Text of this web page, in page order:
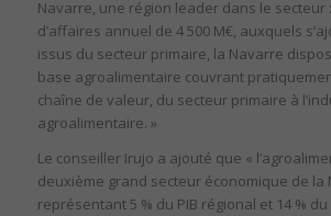
Navarre, une région leader dans le secteur
d’affaires annuel de 4 500 M€, auxquels
issus du secteur primaire, la Navarre
base agroalimentaire couvrant
chaîne de valeur, du secteur primaire à
agroalimentaire. »
Le conseiller Irujo a ajouté que «
deuxième grand secteur économique de la
représentant 5 % du PIB régional et 14 %